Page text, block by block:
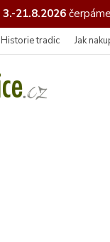
3.-21.8.2026čerpáme
Historie tradic Jak